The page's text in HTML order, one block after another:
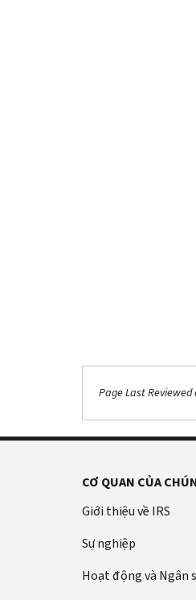
Page Last
CƠ QUAN CỦA
Giới thiệu về IRS
Sự nghiệp
Hoạt động và Ngân